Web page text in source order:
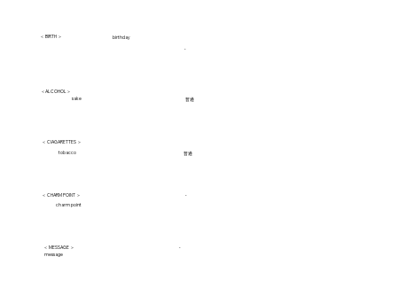
＜ BIRTH ＞ birthday
-
＜ALCOHOL＞
sake
普通
＜ CIAGARETTES ＞
tobacco
普通
＜ CHARM POINT ＞
charm point
-
＜ MESSAGE ＞
message
-